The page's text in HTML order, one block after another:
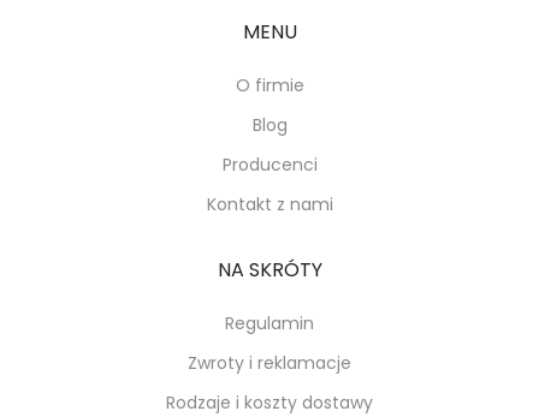
MENU
O firmie
Blog
Producenci
Kontakt z nami
NA SKRÓTY
Regulamin
Zwroty i reklamacje
Rodzaje i koszty dostawy